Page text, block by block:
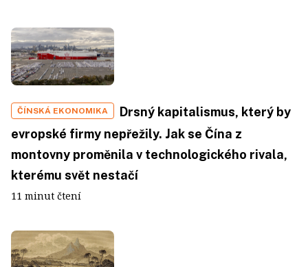
ČÍNSKÁ EKONOMIKA
Drsný kapitalismus, který by
evropské firmy nepřežily. Jak se Čína z
montovny proměnila v technologického rivala,
kterému svět nestačí
11 minut čtení